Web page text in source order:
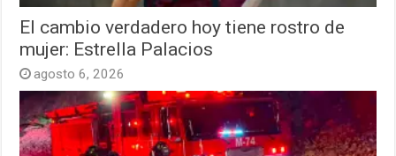
El cambio verdadero hoy tiene rostro de
mujer: Estrella Palacios
agosto 6, 2026